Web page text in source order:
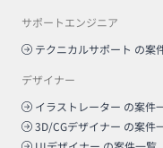
サポートエンジニア
テクニカルサポート の案
デザイナー
イラストレーター の案件
3D/CGデザイナー の案件